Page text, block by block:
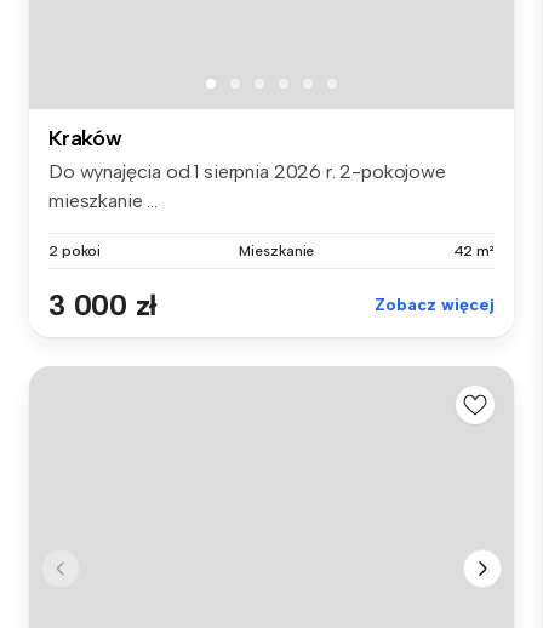
Kraków
Do wynajęcia od 1 sierpnia 2026 r. 2-pokojowe
mieszkanie ...
2 pokoi Mieszkanie 42 m²
3 000 zł Zobacz więcej